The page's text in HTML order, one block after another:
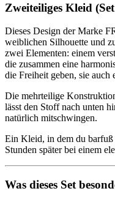
Zweiteiliges Kleid
Dieses Design der Marke
weiblichen Silhouette und
zwei Elementen: einem
die zusammen eine
die Freiheit geben, sie auch
Die mehrteilige
lässt den Stoff nach unten
natürlich mitschwingen.
Ein Kleid, in dem du barfuß
Stunden später bei einem
Was dieses Set